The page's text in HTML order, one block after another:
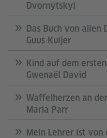
Dvornytskyi
Das Buch von allen
Guus Kuijer
Kind auf dem
Gwenaël David
Waffelherzen an
Maria Parr
Mein Lehrer ist von